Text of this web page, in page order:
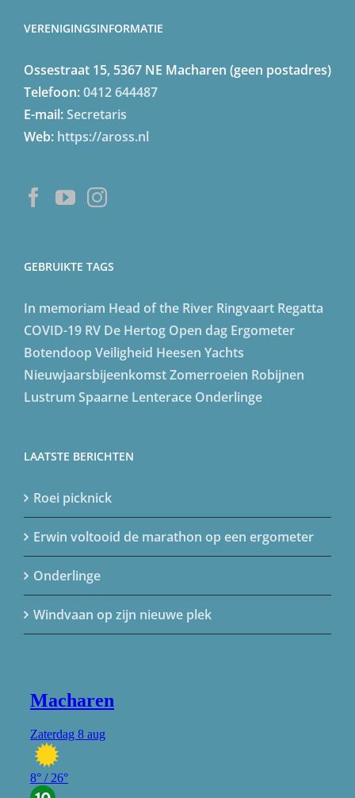
VERENIGINGSINFORMATIE
Ossestraat 15, 5367 NE Macharen (geen postadres)
Telefoon:0412 644487
E-mail:Secretaris
Web: https://aross.nl
GEBRUIKTE TAGS
In memoriam Head of the River Ringvaart Regatta
COVID-19 RV De Hertog Open dag Ergometer
Botendoop Veiligheid Heesen Yachts
NieuwjaarsbijeenkomstZomerroeien Robijnen
Lustrum Spaarne Lenterace Onderlinge
LAATSTE BERICHTEN
Roei picknick
Erwin voltooid de marathon op een ergometer
Onderlinge
Windvaan op zijn nieuwe plek